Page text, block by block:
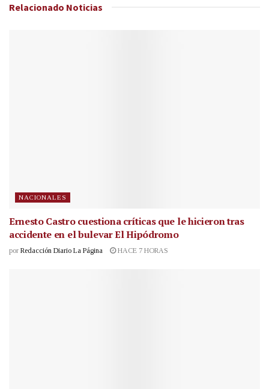
Relacionado Noticias
NACIONALES
Ernesto Castro cuestiona críticas que le hicieron tras
accidente en el bulevar El Hipódromo
por Redacción Diario La Página HACE 7 HORAS